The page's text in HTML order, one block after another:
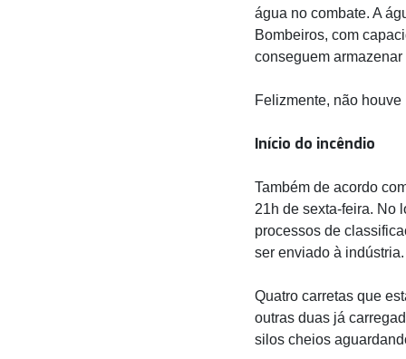
água no combate. A
Bombeiros, com
conseguem
Felizmente, não
Início do incêndio
Também de acordo
21h de sexta-feira. No
processos de
ser enviado à indústria.
Quatro carretas que
outras duas já
silos cheios